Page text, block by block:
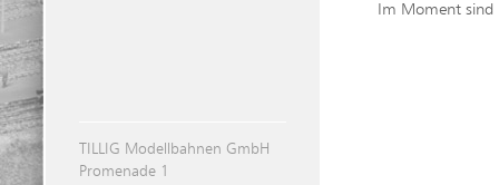
TILLIG Modellbahnen GmbH
Promenade 1
Im Moment sind